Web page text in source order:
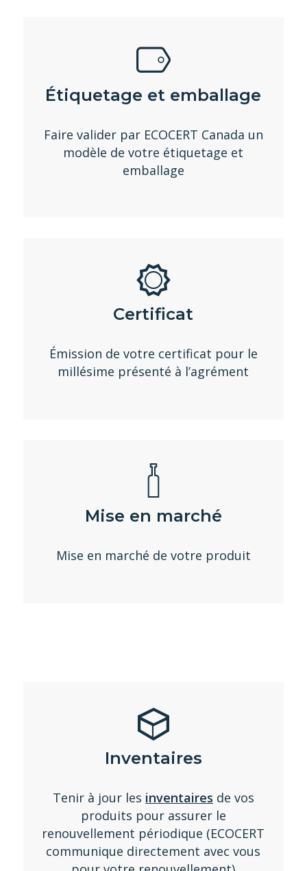
Étiquetage et emballage
Faire valider par ECOCERT Canada un
modèle de votre étiquetage et
emballage
Certificat
Émission de votre certificat pour le
millésime présenté à l’agrément
Mise en marché
Mise en marché de votre produit
Inventaires
Tenir à jour les inventaires de vos
produits pour assurer le
renouvellement périodique (ECOCERT
communique directement avec vous